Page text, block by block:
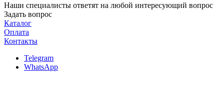
Наши специалисты ответят на любой интересующий вопрос
Задать вопрос
Каталог
Оплата
Контакты
Telegram
WhatsApp